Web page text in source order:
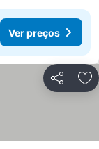
Ver preços
Partilhar